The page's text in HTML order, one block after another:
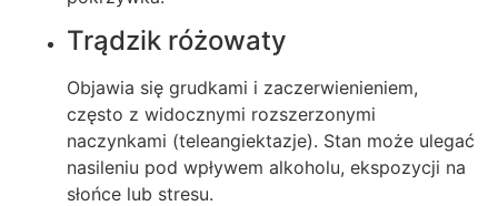
Trądzik różowaty
Objawia się grudkami i zaczerwienieniem,
często z widocznymi rozszerzonymi
naczynkami (teleangiektazje). Stan może ulegać
nasileniu pod wpływem alkoholu, ekspozycji na
słońce lub stresu.